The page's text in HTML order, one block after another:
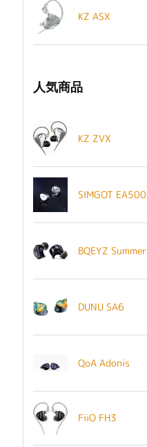
KZ ASX
人気商品
KZ ZVX
SIMGOT EA500
BQEYZ Summer
DUNU SA6
QoA Adonis
FiiO FH3